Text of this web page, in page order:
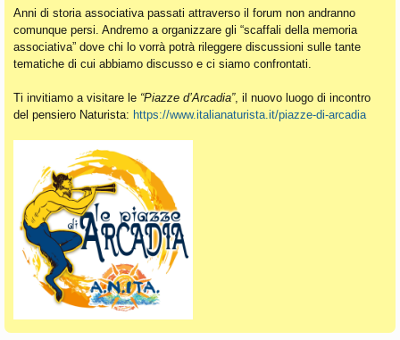
Anni di storia associativa passati attraverso il forum non andranno
comunque persi. Andremo a organizzare gli “scaffali della memoria
associativa” dove chi lo vorrà potrà rileggere discussioni sulle tante
tematiche di cui abbiamo discusso e ci siamo confrontati.
Ti invitiamo a visitare le “Piazze d’Arcadia”, il nuovo luogo di incontro
del pensiero Naturista: https://www.italianaturista.it/piazze-di-arcadia